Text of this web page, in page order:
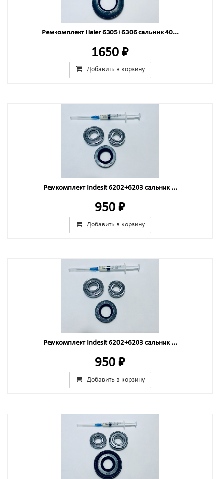
Ремкомплект Haier 6305+6306 сальник 40...
1650 ₽
Добавить в корзину
Ремкомплект Indesit 6202+6203 сальник ...
950 ₽
Добавить в корзину
Ремкомплект Indesit 6202+6203 сальник ...
950 ₽
Добавить в корзину